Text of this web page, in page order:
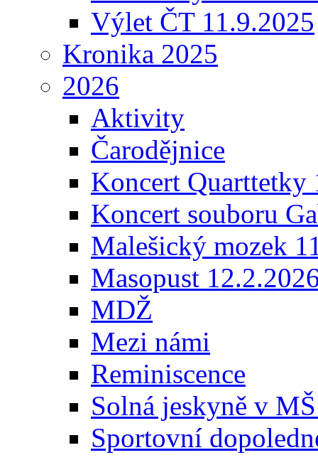
Výlet ČT 11.9.2025
Kronika 2025
2026
Aktivity
Čarodějnice
Koncert Quarttetky
Koncert souboru
Malešický mozek
Masopust
MDŽ
Mezi námi
Reminiscence
Solná jeskyně v
Sportovní